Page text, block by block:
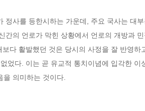
정사를 등한시하는 가운데, 주요 국사는 대
간의 언로가 막힌 상황에서 언로의 개방과
다 활발했던 것은 당시의 사정을 잘 반영
었다. 이는 곧 유교적 통치이념에 입각한
의미하는 것이다.